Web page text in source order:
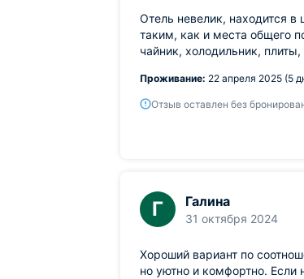
Отель невелик, находится
таким, как и места общего
чайник, холодильник,
Проживание: 22 апреля 2025 (5
Отзыв оставлен без
Г Галина
31 октября 2024
Хороший вариант по
но уютно и комфортно.